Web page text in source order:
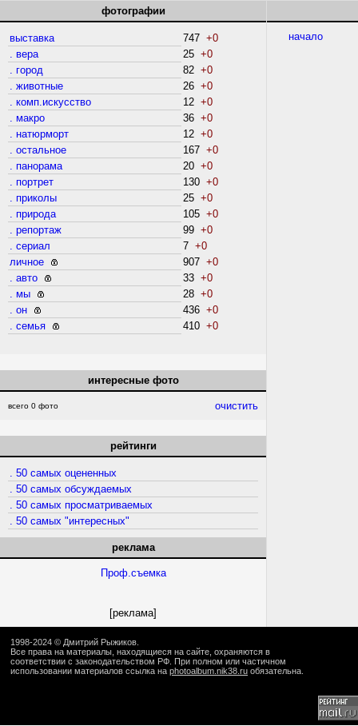
фотографии
выставка 747 +0
. вера
25 +0
. город
82 +0
. животные
26 +0
. комп.искусство
12 +0
. макро
36 +0
. натюрморт
12 +0
. остальное
167 +0
. панорама
20 +0
. портрет
130 +0
. приколы
25 +0
. природа
105 +0
. репортаж
99 +0
. сериал
7 +0
личное
907 +0
. авто
33 +0
. мы
28 +0
. он
436 +0
. семья
410 +0
интересные фото
всего 0 фото очистить
рейтинги
. 50 самых оцененных
. 50 самых обсуждаемых
. 50 самых просматриваемых
. 50 самых "интересных"
реклама
Проф.съемка
[реклама]
начало
1998-2024 © Дмитрий Рыжиков
Все права на материалы, находящиеся на сайте, охраняются в
соответствии с законодательством РФ. При полном или частичном
использовании материалов ссылка на photoalbum.nik38.ru обязательна.